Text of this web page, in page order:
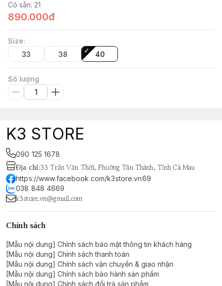
Có sẵn: 21
890.000đ
Size:
33
38 40
Số lượng
K3 STORE
090 125 1678
Địa chỉ:33 Trần Văn Thời, Phường Tân Thành, Tỉnh Cà Mau
https://www.facebook.com/k3store.vn69
038 848 4669
k3store.vn@gmail.com
Chính sách
[Mẫu nội dung] Chính sách bảo mật thông tin khách hàng
[Mẫu nội dung] Chính sách thanh toán
[Mẫu nội dung] Chính sách vận chuyển & giao nhận
[Mẫu nội dung] Chính sách bảo hành sản phẩm
[Mẫu nội dung] Chính sách đổi trả sản phẩm